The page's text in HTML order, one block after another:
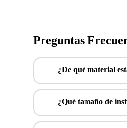
Preguntas
¿De qué material
¿Qué tamaño de